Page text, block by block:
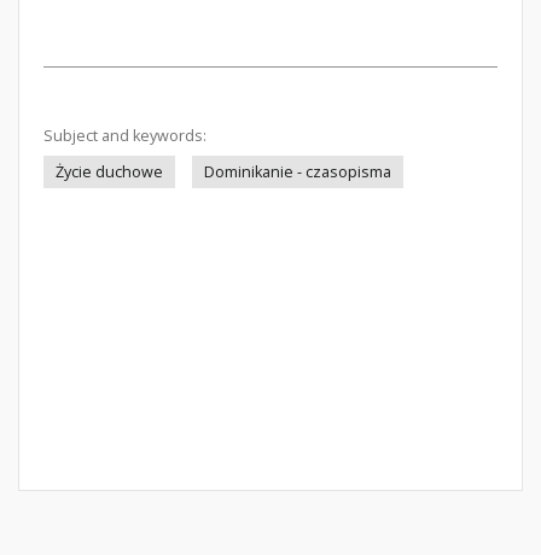
Subject and keywords:
Życie duchowe
Dominikanie - czasopisma